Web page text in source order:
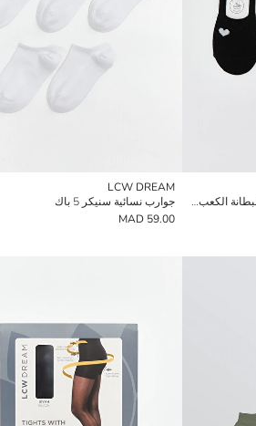
جوارب نسائية غير قابلة للانزلاق لبطانة الكعب - طقم من 3
LCW DREAM
جوارب نسائية سنيكر 5 باك
59.00 MAD